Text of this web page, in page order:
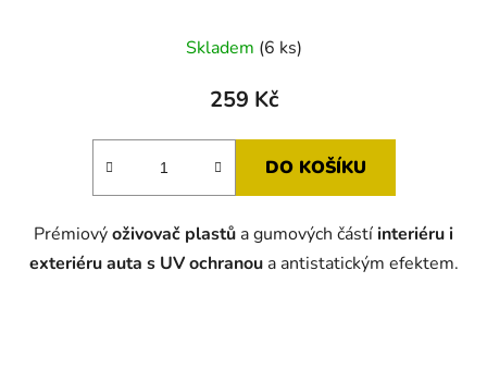
Skladem (6 ks)
259 Kč
DO KOŠÍKU
Prémiovýoživovač plastů a gumových částíinteriéru i
exteriéru auta s UV ochranoua antistatickým efektem.